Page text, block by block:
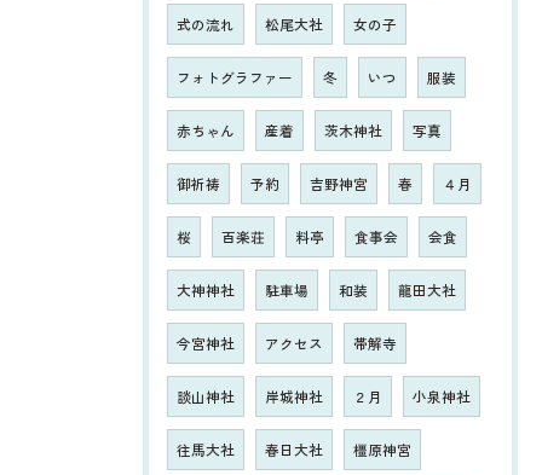
式の流れ 松尾大社 女の子
フォトグラファー 冬 いつ 服装
赤ちゃん 産着 茨木神社 写真
御祈祷 予約 吉野神宮 春 ４月
桜 百楽荘 料亭 食事会 会食
大神神社 駐車場 和装 龍田大社
今宮神社 アクセス 帯解寺
談山神社 岸城神社 ２月 小泉神社
往馬大社 春日大社 橿原神宮